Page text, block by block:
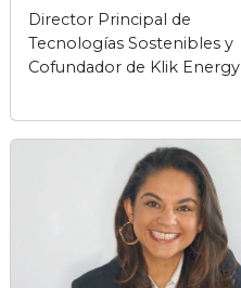
Director Principal de
Tecnologías Sostenibles y
Cofundador de Klik Energy